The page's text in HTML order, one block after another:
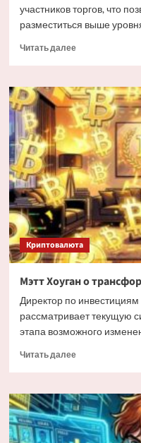
участников торгов, что
разместиться выше
Читать далееПрочитать
Дайджест
новостей
за
ночь
3
июля
2026
года
Криптовалюта
Мэтт Хоуган о
Директор по
рассматривает текущую
этапа возможного
Читать далееПрочитать
Мэтт
Хоуган
о